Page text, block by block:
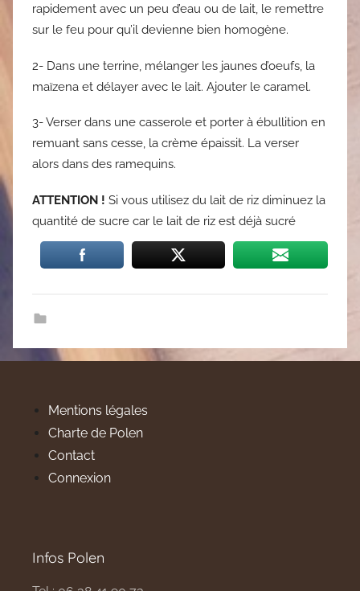
rapidement avec un peu d’eau ou de lait, le remettre
sur le feu pour qu’il devienne bien homogène.
2- Dans une terrine, mélanger les jaunes d’oeufs, la
maïzena et délayer avec le lait. Ajouter le caramel.
3- Verser dans une casserole et porter à ébullition en
remuant sans cesse, la crème épaissit. La verser
alors dans des ramequins.
ATTENTION ! Si vous utilisez du lait de riz diminuez la
quantité de sucre car le lait de riz est déjà sucré
Mentions légales
Charte de Polen
Contact
Connexion
Infos Polen